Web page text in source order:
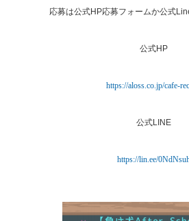
応募は公式HP応募フォームか公式
公式HP
https://aloss.co.jp/cafe-
公式LINE
https://lin.ee/